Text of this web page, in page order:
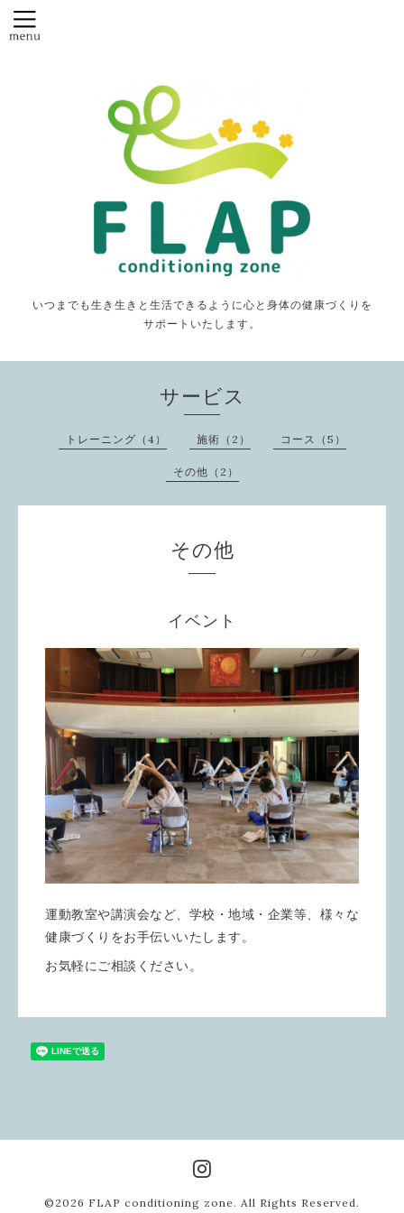
いつまでも生き生きと生活できるように心と身体の健康づくりを
サポートいたします。
サービス
トレーニング（4） 施術（2） コース（5）
その他（2）
その他
イベント
運動教室や講演会など、学校・地域・企業等、様々な
健康づくりをお手伝いいたします。
お気軽にご相談ください。
©2026 FLAP conditioning zone. All Rights Reserved.